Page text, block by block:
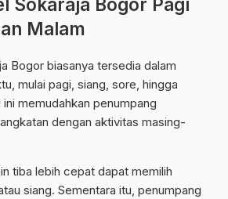
Sokaraja Bogor Pagi
Malam
Bogor biasanya tersedia dalam
mulai pagi, siang, sore, hingga
memudahkan penumpang
dengan aktivitas masing-
tiba lebih cepat dapat memilih
siang. Sementara itu, penumpang